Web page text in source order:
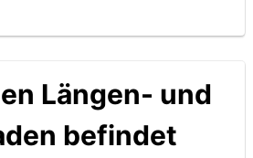
Längen- und
befindet